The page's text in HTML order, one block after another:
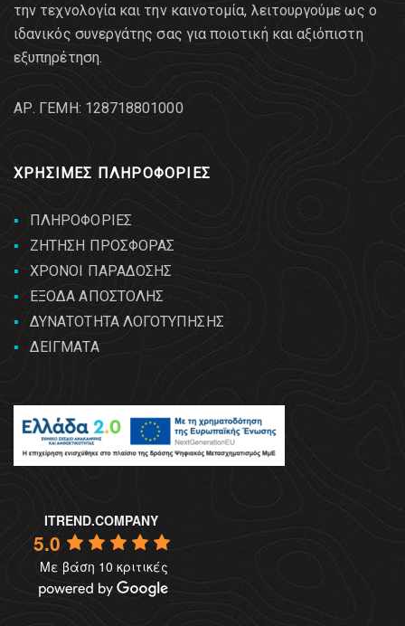
την τεχνολογία και την καινοτομία, λειτουργούμε ως ο
ιδανικός συνεργάτης σας για ποιοτική και αξιόπιστη
εξυπηρέτηση.
AΡ. ΓΕΜΗ: 128718801000
ΧΡΗΣΙΜΕΣ ΠΛΗΡΟΦΟΡΙΕΣ
ΠΛΗΡΟΦΟΡΙΕΣ
ΖΗΤΗΣΗ ΠΡΟΣΦΟΡΑΣ
ΧΡΟΝΟΙ ΠΑΡΑΔΟΣΗΣ
ΕΞΟΔΑ ΑΠΟΣΤΟΛΗΣ
ΔΥΝΑΤΟΤΗΤΑ ΛΟΓΟΤΥΠΗΣΗΣ
ΔΕΙΓΜΑΤΑ
ITREND.COMPANY
5.0
Με βάση 10 κριτικές